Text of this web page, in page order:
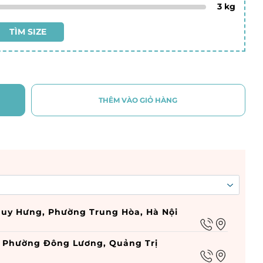
3kg
TÌM SIZE
THÊM VÀO GIỎ HÀNG
Hưng, Phường Trung Hòa, Hà Nội
Đông Lương, Quảng Trị